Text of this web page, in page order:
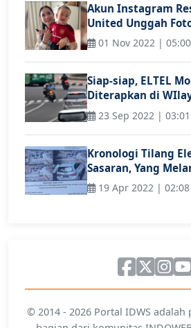
Akun Instagram
United Unggah
01 Nov 2022 | 05:00
Siap-siap, ELTEL
Diterapkan di
23 Sep 2022 | 03:01
Kronologi Tilang
Sasaran, Yang
19 Apr 2022 | 02:08
© 2014 - 2026 Portal IDWS